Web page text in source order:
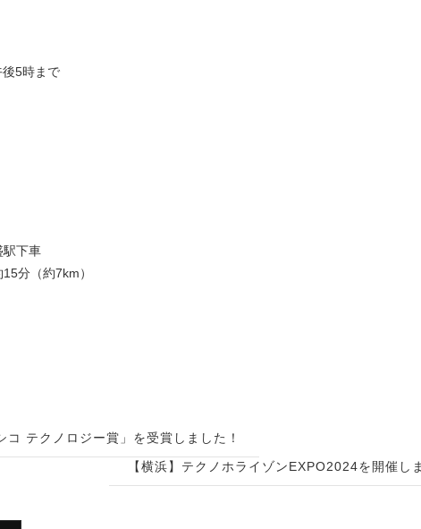
5時まで
駅下車
分（約7km）
テクノロジー賞」を受賞しました！
【横浜】テクノホライゾンEXPO2024を開催し